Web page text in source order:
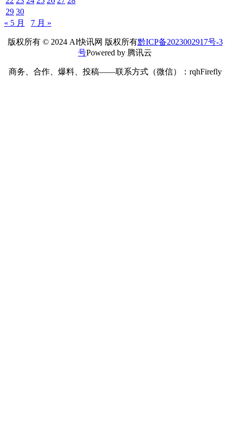
29 30
« 5 月
7 月 »
版权所有 © 2024 AI快讯网 版权所有黔ICP备2023002917号-3
号Powered by 腾讯云
商务、合作、爆料、投稿——联系方式（微信）：rqhFirefly